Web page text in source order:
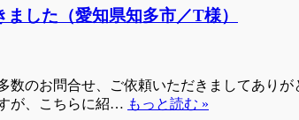
した（愛知県知多市／T様）
数のお問合せ、ご依頼いただきましてあり
が、こちらに紹… もっと読む »